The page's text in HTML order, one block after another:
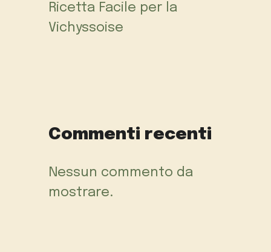
Ricetta Facile per la
Vichyssoise
Commenti recenti
Nessun commento da
mostrare.